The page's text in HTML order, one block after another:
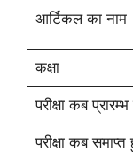
आर्टिकल का नाम
कक्षा
परीक्षा कब
परीक्षा कब समाप्त